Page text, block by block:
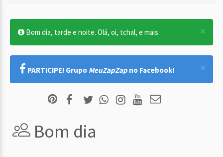
×
Bom dia, tarde e noite. Olá, oi, tchal, e mais.
×
PARTICIPE! Grupo MeuZapZap no Facebook!
Bom dia